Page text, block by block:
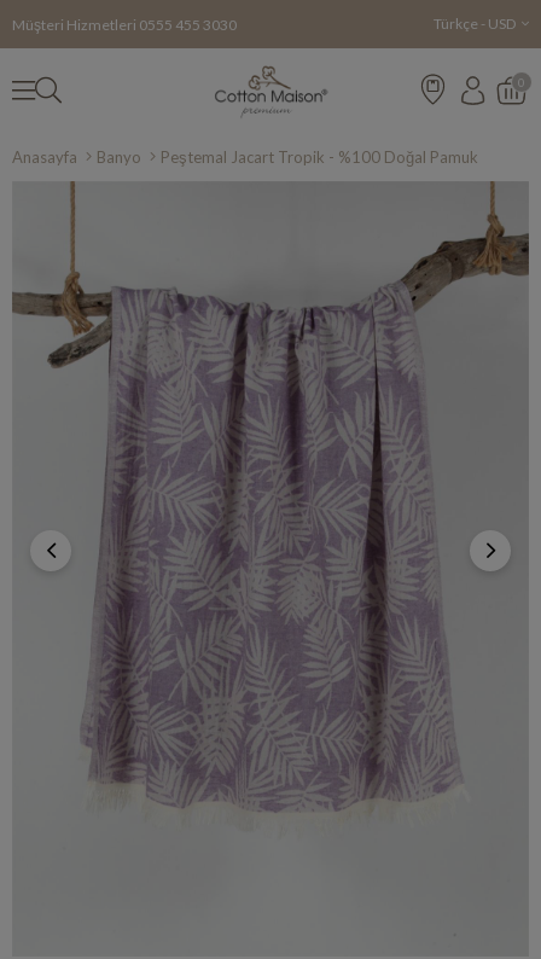
Müşteri Hizmetleri 0555 455 3030 Türkçe - USD
0
Anasayfa Banyo Peştemal Jacart Tropik - %100 Doğal Pamuk